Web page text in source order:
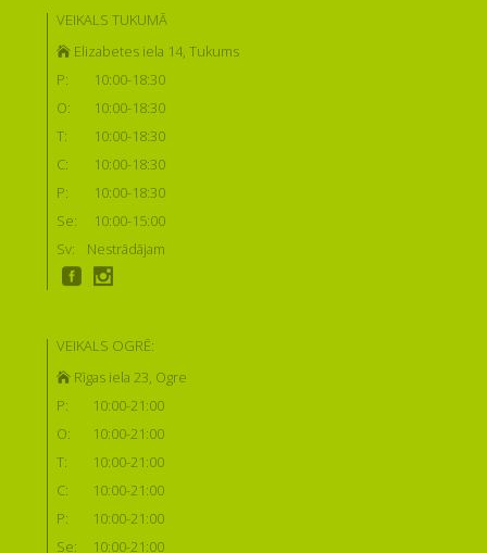
VEIKALS TUKUMĀ
Elizabetes iela 14, Tukums
P:
10:00-18:30
O:
10:00-18:30
T:
10:00-18:30
C:
10:00-18:30
P:
10:00-18:30
Se:
10:00-15:00
Sv:
Nestrādājam
VEIKALS OGRĒ:
Rīgas iela 23, Ogre
P:
10:00-21:00
O:
10:00-21:00
T:
10:00-21:00
C:
10:00-21:00
P:
10:00-21:00
Se:
10:00-21:00